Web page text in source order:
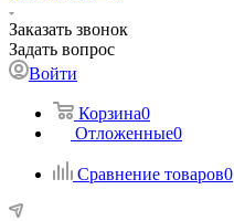
Заказать звонок
Задать вопрос
Войти
Корзина0
Отложенные0
Сравнение товаров0